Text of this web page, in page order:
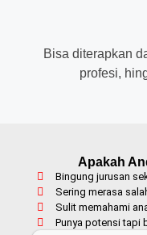
Bisa diterapkan
profesi,
Apakah
Bingung jurusan
Sering merasa
Sulit memahami
Punya potensi tapi